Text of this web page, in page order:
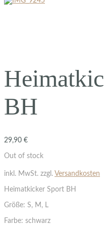
BH
29,90 €
Out of stock
inkl. MwSt. zzgl. Versandkosten
Heimatkicker Sport BH
Größe: S, M, L
Farbe: schwarz